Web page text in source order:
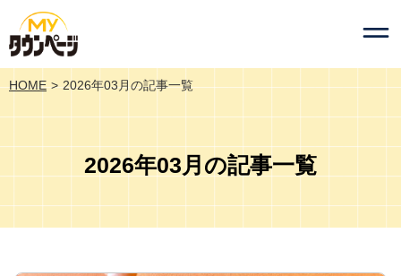
HOME 2026年03月の記事一覧
2026年03月の記事一覧